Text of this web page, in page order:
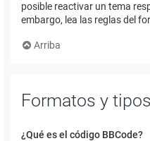
posible reactivar un tema
embargo, lea las reglas del
Arriba
Formatos y
¿Qué es el código BBCode?